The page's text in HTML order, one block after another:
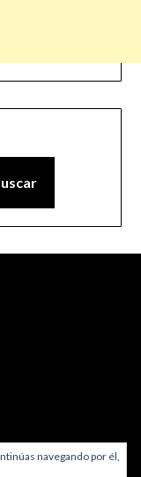
navegando por él,